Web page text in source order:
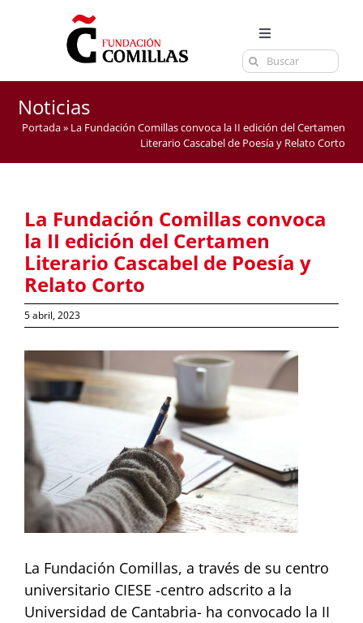
Toggle
Navigation
LA FUNDACIÓN
ESTUDIOS
EL CENTRO
CURSOS Y EXÁMENES
CONTACTA
Buscar:
Noticias
Portada» La Fundación Comillas convoca la II edición del Certamen
Literario Cascabel de Poesía y Relato Corto
La Fundación Comillas convoca
la II edición del Certamen
Literario Cascabel de Poesía y
Relato Corto
5 abril, 2023
Ver
imagen
más
grande
La Fundación Comillas, a través de su centro
universitario CIESE -centro adscrito a la
Universidad de Cantabria- ha convocado la II